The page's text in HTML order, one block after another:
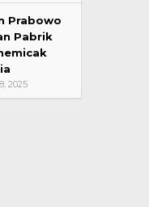
Prabowo
Pabrik
2025